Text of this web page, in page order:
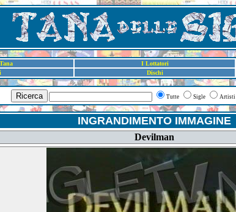
I Lottatori
Dischi
Ricerca Tutte Sigle Artisti
INGRANDIMENTO IMMAGINE
Devilman